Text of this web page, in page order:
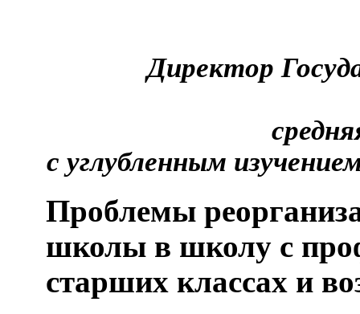
Директор
с углубленным
Проблемы
школы в школу с
старших классах и